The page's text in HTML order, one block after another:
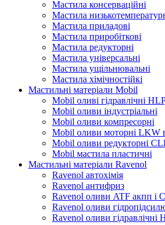
Мастила консерваційні
Мастила
Мастила приладові
Мастила приробіткові
Мастила редукторні
Мастила універсальні
Мастила ущільнювальні
Мастила хімічностійкі
Мастильні матеріали Mobil
Mobil оливі гідравлічні
Mobil оливи індустріальні
Mobil оливи компресорні
Mobil оливи моторні LKW
Mobil оливи редукторні
Mobil мастила пластичні
Мастильні матеріали Ravenol
Ravenol автохімія
Ravenol антифриз
Ravenol оливи ATF акпп і
Ravenol оливи
Ravenol оливи